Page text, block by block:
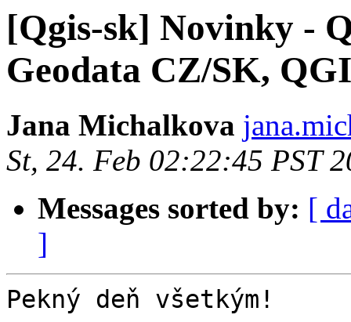
[Qgis-sk] Novinky -
Geodata CZ/SK,
Jana Michalkova
St, 24. Feb 02:22:45 PST
Messages sorted by: [
]
Pekný deň všetkým!